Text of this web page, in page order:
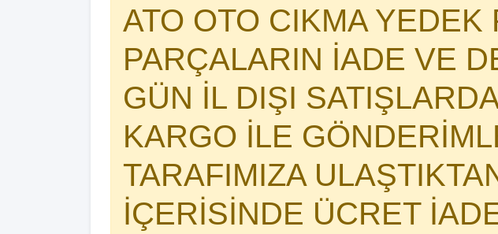
ATO OTO CIKMA
PARÇALARIN İADE VE
GÜN İL DIŞI
KARGO İLE
TARAFIMIZA
İÇERİSİNDE ÜCRET